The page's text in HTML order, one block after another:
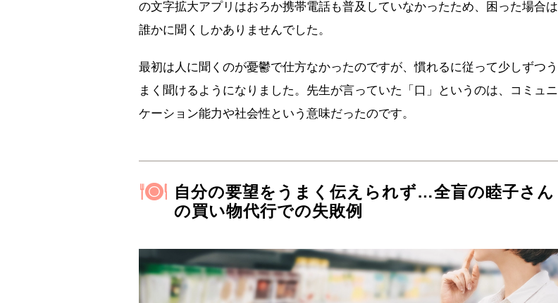
の文字拡大アプリはおろか携帯電話も普及していなかったため、困った場合は
誰かに聞くしかありませんでした。
最初は人に聞くのが憂鬱で仕方なかったのですが、慣れるに従って少しずつう
まく聞けるようになりました。先生が言っていた「口」というのは、コミュニ
ケーション能力や社会性という意味だったのです。
自分の要望をうまく伝えられず…全盲の睦子さん
の買い物代行での失敗例